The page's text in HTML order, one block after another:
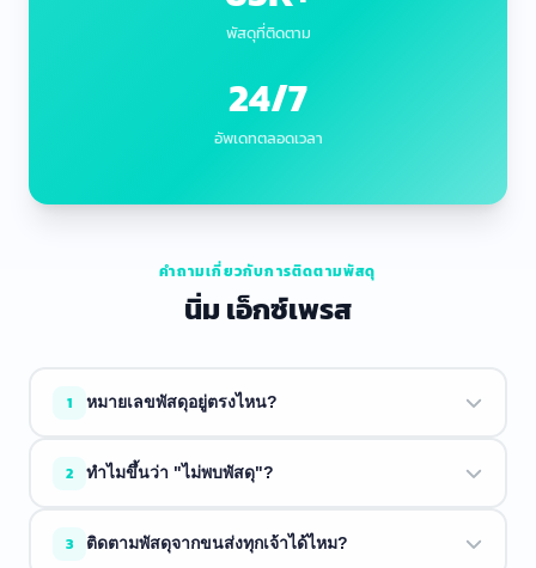
พัสดุที่ติดตาม
24/7
อัพเดทตลอดเวลา
คำถามเกี่ยวกับการติดตามพัสดุ
นิ่ม เอ็กซ์เพรส
1 หมายเลขพัสดุอยู่ตรงไหน?
ขาย มักจะขึ้นต้นด้วยตัวอักษรตามด้วยตัวเลข
2 ทำไมขึ้นว่า "ไม่พบพัสดุ"?
ขนส่งบางแห่งใช้เวลา 1 ถึง 2 วันในการอัพเดตระบบ
3 ติดตามพัสดุจากขนส่งทุกเจ้าได้ไหม?